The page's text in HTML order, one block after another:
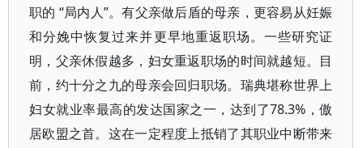
职的 “局内人”。有父亲做后盾的母亲，更容易从妊娠
和分娩中恢复过来并更早地重返职场。一些研究证
明，父亲休假越多，妇女重返职场的时间就越短。目
前，约十分之九的母亲会回归职场。瑞典堪称世界上
妇女就业率最高的发达国家之一，达到了78.3%，傲
居欧盟之首。这在一定程度上抵销了其职业中断带来